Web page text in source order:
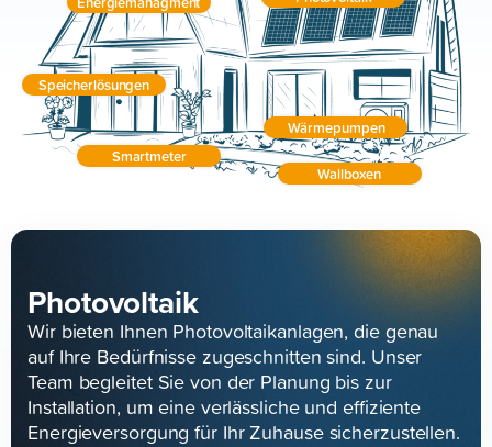
Wärmepumpen
Speicherlösungen
Wallboxen
Smartmeter
Photovoltaik
Wir bieten Ihnen Photovoltaikanlagen, die genau
auf Ihre Bedürfnisse zugeschnitten sind. Unser
Team begleitet Sie von der Planung bis zur
Installation, um eine verlässliche und effiziente
Energieversorgung für Ihr Zuhause sicherzustellen.